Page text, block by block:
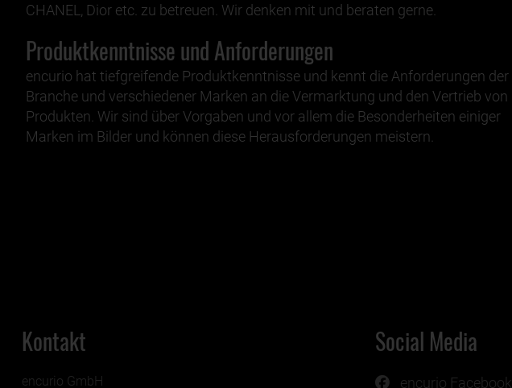
CHANEL, Dior etc. zu betreuen. Wir denken mit und beraten gerne.
Produktkenntnisse und Anforderungen
encurio hat tiefgreifende Produktkenntnisse und kennt die Anforderungen der
Branche und verschiedener Marken an die Vermarktung und den Vertrieb von
Produkten. Wir sind über Vorgaben und vor allem die Besonderheiten einiger
Marken im Bilder und können diese Herausforderungen meistern.
Kontakt
encurio GmbH
Social Media
encurio Facebook